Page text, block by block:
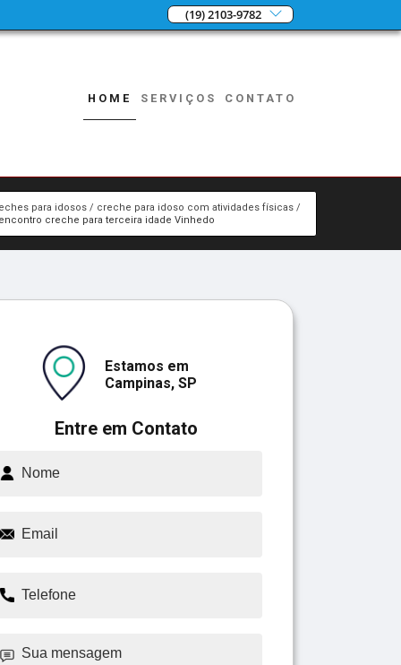
(19) 2103-9782
HOME SERVIÇOS CONTATO
para idosos
creche para idoso com atividades físicas
creche para terceira idade Vinhedo
Entre em Contato
Estamos em
Campinas, SP